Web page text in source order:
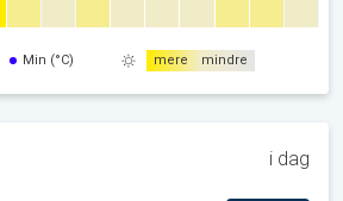
Min (°C) mere mindre
i dag